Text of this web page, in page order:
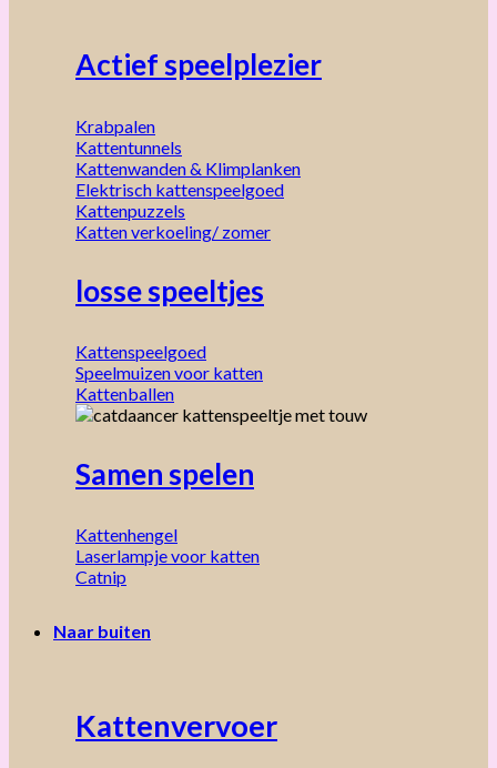
Actief speelplezier
Krabpalen
Kattentunnels
Kattenwanden & Klimplanken
Elektrisch kattenspeelgoed
Kattenpuzzels
Katten verkoeling/ zomer
losse speeltjes
Kattenspeelgoed
Speelmuizen voor katten
Kattenballen
Samen spelen
Kattenhengel
Laserlampje voor katten
Catnip
Naar buiten
Kattenvervoer